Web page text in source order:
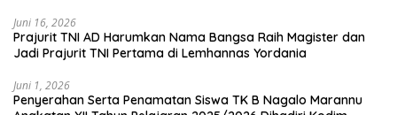
Juni 16, 2026
Prajurit TNI AD Harumkan Nama Bangsa Raih Magister dan
Jadi Prajurit TNI Pertama di Lemhannas Yordania
Juni 1, 2026
Penyerahan Serta Penamatan Siswa TK B Nagalo Marannu